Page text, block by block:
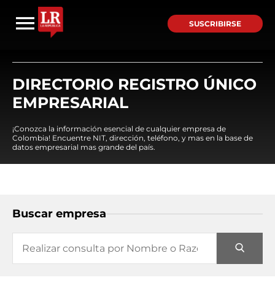
SUSCRIBIRSE
DIRECTORIO REGISTRO ÚNICO
EMPRESARIAL
¡Conozca la información esencial de cualquier empresa de
Colombia! Encuentre NIT, dirección, teléfono, y mas en la base de
datos empresarial mas grande del país.
Buscar empresa